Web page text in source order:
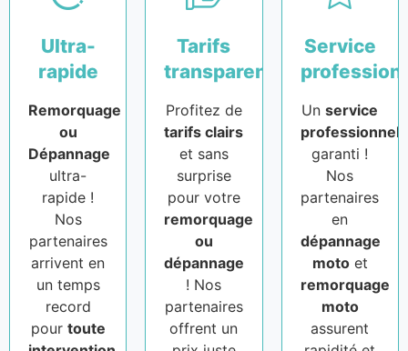
Ultra-
rapide
Remorquage
ou
Dépannage
ultra-
rapide !
Nos
partenaires
arrivent en
un temps
record
pour toute
Tarifs
transparents
Profitez de
tarifs clairs
et sans
surprise
pour votre
remorquage
ou
dépannage
! Nos
partenaires
offrent un
Service
Unservice
professionnel
garanti !
Nos
partenaires
en
dépannage
motoet
remorquage
moto
assurent